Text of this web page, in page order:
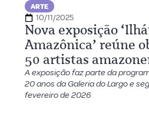
ARTE
10/11/2025
Nova exposição
Amazônica’ reúne
50 artistas
A exposição faz parte da
20 anos da Galeria do Largo e
fevereiro de 2026